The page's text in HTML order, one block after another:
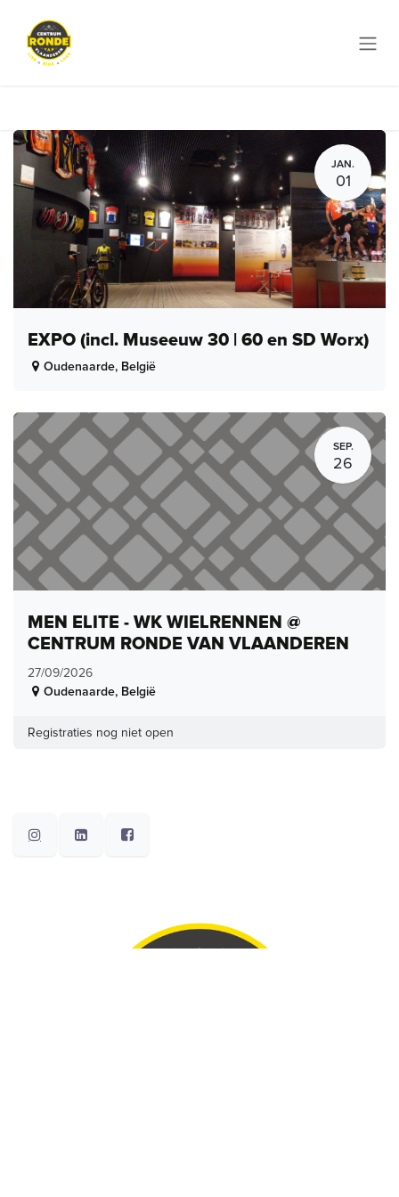
JAN.
01
EXPO (incl. Museeuw 30 | 60 en SD Worx)
Oudenaarde, België
SEP.
26
MEN ELITE - WK WIELRENNEN @
CENTRUM RONDE VAN VLAANDEREN
27/09/2026
Oudenaarde, België
Registraties nog niet open